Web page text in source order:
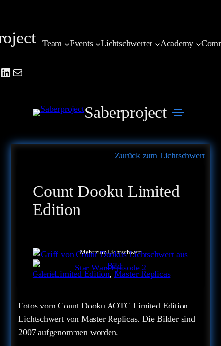
springen
Mail
Team Events Lichtschwerter Academy
Saberproject
Zurück zum Lichtschwert
Count Dooku Limited
Edition
Mehr zum Lichtschwert
GalerieLimited Edition, Master Replicas
Fotos vom Count Dooku AOTC Limited Edition
Lichtschwert von Master Replicas. Die Bilder sind
2007 aufgenommen worden.